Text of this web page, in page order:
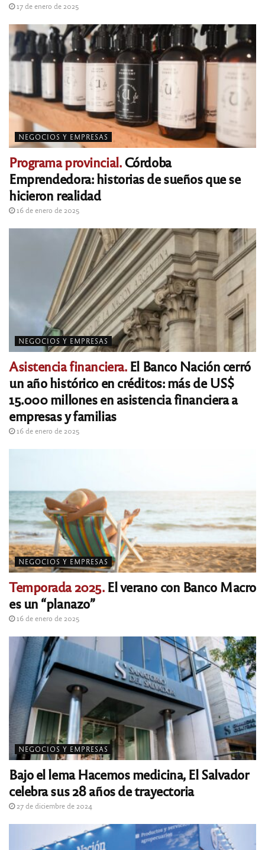
17 de enero de 2025
NEGOCIOS Y EMPRESAS
Programa provincial.Córdoba
Emprendedora: historias de sueños que se
hicieron realidad
16 de enero de 2025
NEGOCIOS Y EMPRESAS
Asistencia financiera.El Banco Nación cerró
un año histórico en créditos: más de US$
15.000 millones en asistencia financiera a
empresas y familias
16 de enero de 2025
NEGOCIOS Y EMPRESAS
Temporada 2025.El verano con Banco Macro
es un “planazo”
16 de enero de 2025
NEGOCIOS Y EMPRESAS
Bajo el lema Hacemos medicina, El Salvador
celebra sus 28 años de trayectoria
27 de diciembre de 2024